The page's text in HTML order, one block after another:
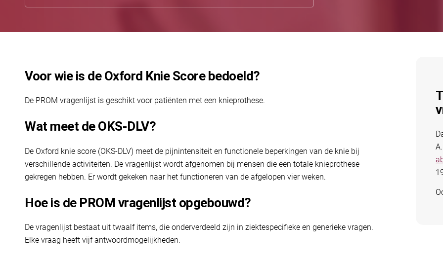
Voor wie is de Oxford Knie Score bedoeld?
De PROM vragenlijst is geschikt voor patiënten met een knieprothese.
Wat meet de OKS-DLV?
De Oxford knie score (OKS-DLV) meet de pijnintensiteit en functionele beperkingen van de knie bij
verschillende activiteiten. De vragenlijst wordt afgenomen bij mensen die een totale knieprothese
gekregen hebben. Er wordt gekeken naar het functioneren van de afgelopen vier weken.
Hoe is de PROM vragenlijst opgebouwd?
De vragenlijst bestaat uit twaalf items, die onderverdeeld zijn in ziektespecifieke en generieke vragen.
Elke vraag heeft vijf antwoordmogelijkheden.
A.